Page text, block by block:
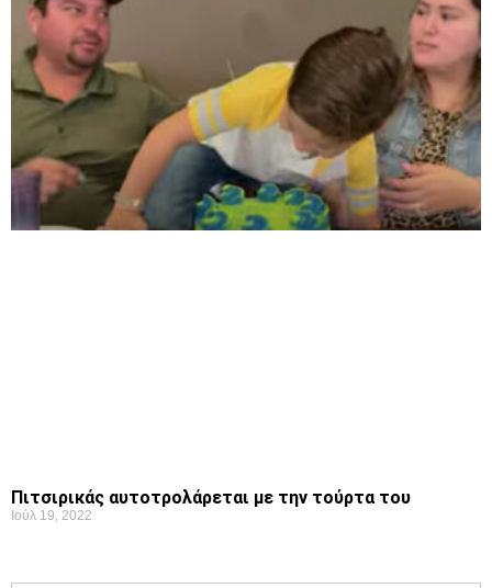
Πιτσιρικάς αυτοτρολάρεται με την τούρτα του
Ιούλ 19, 2022